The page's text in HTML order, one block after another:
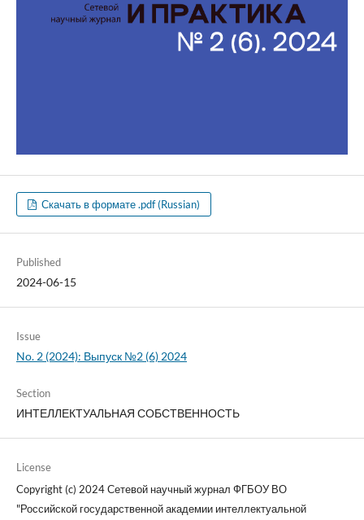
Скачать в формате .pdf (Russian)
Published
2024-06-15
Issue
No. 2 (2024): Выпуск №2 (6) 2024
Section
ИНТЕЛЛЕКТУАЛЬНАЯ СОБСТВЕННОСТЬ
License
Copyright (c) 2024 Сетевой научный журнал ФГБОУ ВО
"Российской государственной академии интеллектуальной